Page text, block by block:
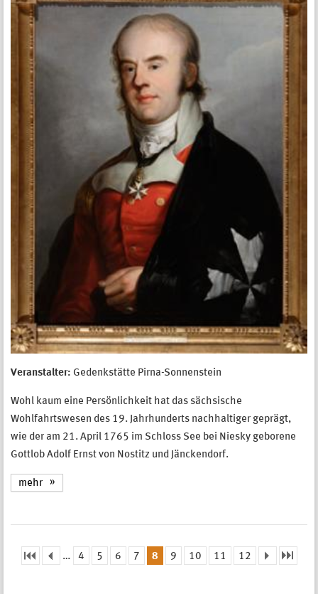
Veranstalter: Gedenkstätte Pirna-Sonnenstein
Wohl kaum eine Persönlichkeit hat das sächsische
Wohlfahrtswesen des 19. Jahrhunderts nachhaltiger geprägt,
wie der am 21. April 1765 im Schloss See bei Niesky geborene
Gottlob Adolf Ernst von Nostitz und Jänckendorf.
mehr
… 4 5 6 7 8 9 10 11 12